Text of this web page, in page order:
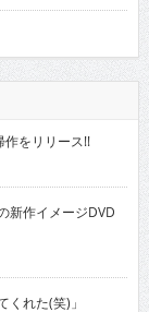
をリリース!!
新作イメージDVD
れた(笑)」